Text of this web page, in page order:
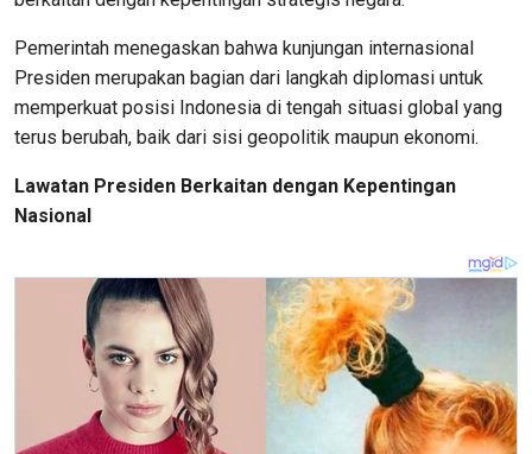
Pemerintah menegaskan bahwa kunjungan internasional
Presiden merupakan bagian dari langkah diplomasi untuk
memperkuat posisi Indonesia di tengah situasi global yang
terus berubah, baik dari sisi geopolitik maupun ekonomi.
Lawatan Presiden Berkaitan dengan Kepentingan
Nasional